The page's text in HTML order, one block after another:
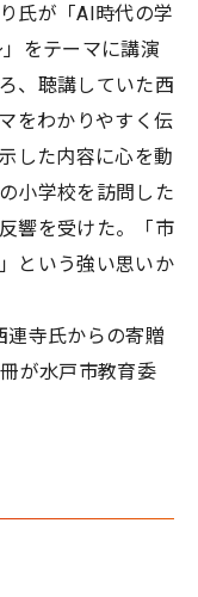
氏が「AI時代の学
をテーマに講演
、聴講していた西
をわかりやすく伝
した内容に心を動
小学校を訪問した
響を受けた。「市
という強い思いか
連寺氏からの寄贈
が水戸市教育委